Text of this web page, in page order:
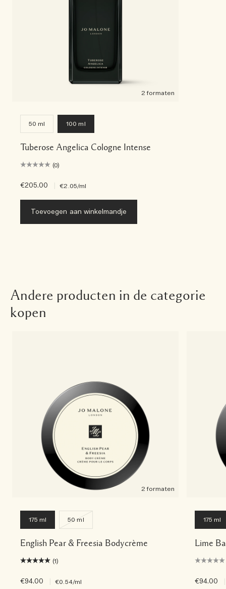
2 formaten
50 ml 100 ml
Tuberose Angelica Cologne Intense
(0)
€205.00 €2.05/ml
Toevoegen aan winkelmandje
Andere producten in de categorie
kopen
2 formaten
175 ml 50 ml
English Pear & Freesia Bodycrème
(1)
€94.00 €0.54/ml
175 ml
Lime
€94.00